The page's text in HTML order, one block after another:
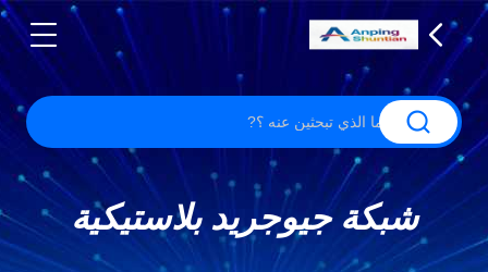
شبكة جيوجريد بلاستيكية